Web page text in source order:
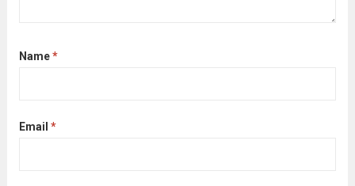
Name*
Email *